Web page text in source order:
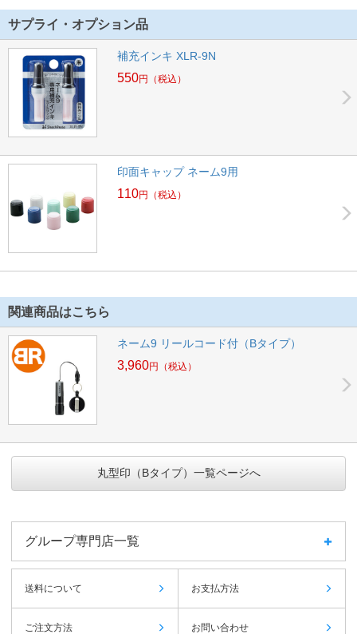
サプライ・オプション品
補充インキ XLR-9N
550円 （税込）
印面キャップ ネーム9用
110円 （税込）
関連商品はこちら
ネーム9 リールコード付（Bタイプ）
3,960円 （税込）
丸型印（Bタイプ）一覧ページへ
グループ専門店一覧
送料について お支払方法
ご注文方法 お問い合わせ